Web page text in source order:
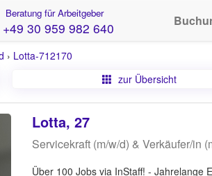
Beratung für Arbeitgeber
+49 30 959 982 640
› Lotta-712170
zur Übersicht
Lotta, 27
Servicekraft (m/w/d) & Verkäufer/in
Über 100 Jobs via InStaff! - Jahrelange